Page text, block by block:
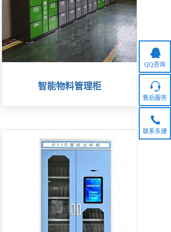
QQ咨询
售后服务
联系东捷
智能物料管理柜